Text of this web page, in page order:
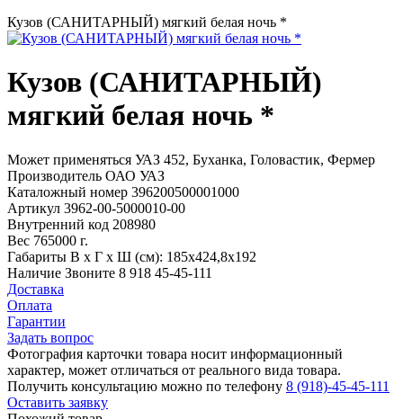
Кузов (САНИТАРНЫЙ) мягкий белая ночь *
Кузов (САНИТАРНЫЙ)
мягкий белая ночь *
Может применяться УАЗ 452, Буханка, Головастик, Фермер
Производитель ОАО УАЗ
Каталожный номер 396200500001000
Артикул 3962-00-5000010-00
Внутренний код 208980
Вес 765000 г.
Габариты В х Г х Ш (см): 185х424,8х192
Наличие Звоните 8 918 45-45-111
Доставка
Оплата
Гарантии
Задать вопрос
Фотография карточки товара носит информационный
характер, может отличаться от реального вида товара.
Получить консультацию можно по телефону 8 (918)-45-45-111
Оставить заявку